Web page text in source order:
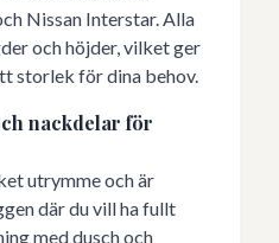
Nissan Interstar. Alla
och höjder, vilket ger
storlek för dina behov.
nackdelar för
utrymme och är
där du vill ha fullt
med dusch och